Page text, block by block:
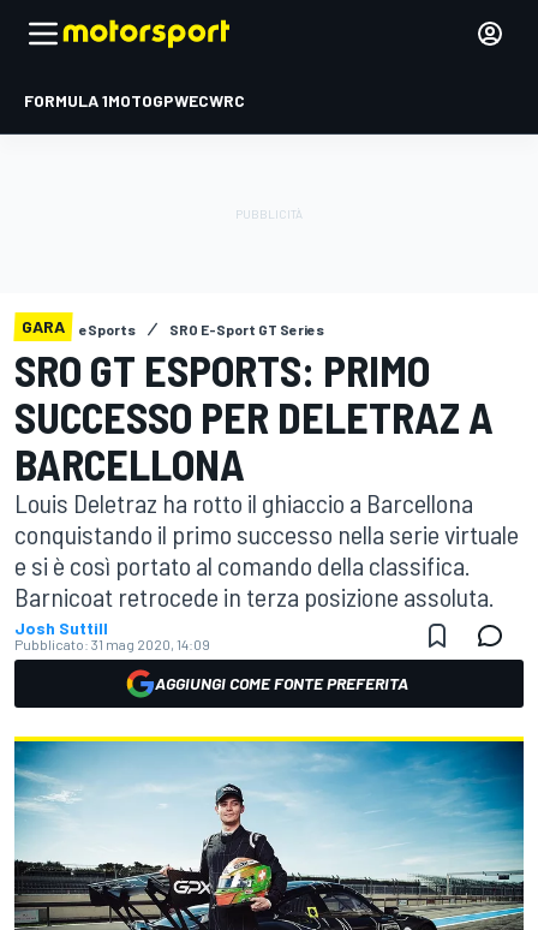
FORMULA 1MOTOGPWECWRC
GARA eSports SRO E-Sport GT Series
SRO GT ESPORTS: PRIMO
SUCCESSO PER DELETRAZ A
BARCELLONA
Louis Deletraz ha rotto il ghiaccio a Barcellona
conquistando il primo successo nella serie virtuale
e si è così portato al comando della classifica.
Barnicoat retrocede in terza posizione assoluta.
Josh Suttill
Pubblicato: 31 mag 2020, 14:09
AGGIUNGI COME FONTE PREFERITA